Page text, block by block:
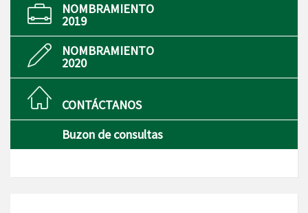
NOMBRAMIENTO
2019
NOMBRAMIENTO
2020
CONTÁCTANOS
Buzon de consultas